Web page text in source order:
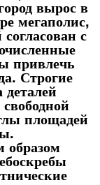
вырос в
мегаполис,
с
привлечь
Строгие
площадей